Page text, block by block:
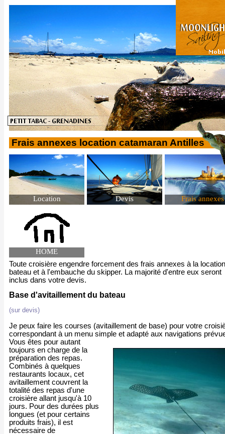
Frais annexes location catamaran Antilles
Location Devis Frais annexes
HOME
Toute croisière engendre forcement des frais annexes à la
bateau et à l'embauche du skipper. La majorité d'entre eux seront
inclus dans votre devis.
Base d'avitaillement du bateau
(sur devis)
Je peux faire les courses (avitaillement de base) pour votre
correspondant à un menu simple et adapté aux navigations
Vous êtes pour autant
toujours en charge de la
préparation des repas.
Combinés à quelques
restaurants locaux, cet
avitaillement couvrent la
totalité des repas d'une
croisière allant jusqu'à 10
jours. Pour des durées plus
longues (et pour certains
produits frais), il est
nécessaire de